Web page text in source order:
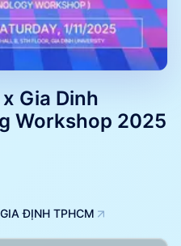
Gia Dinh
Workshop 2025
ĐỊNH TPHCM